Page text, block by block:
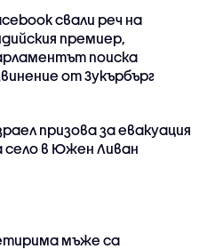
свали реч на
премиер,
поиска
от Зукърбърг
призова за евакуация
село в Южен Ливан
мъже са